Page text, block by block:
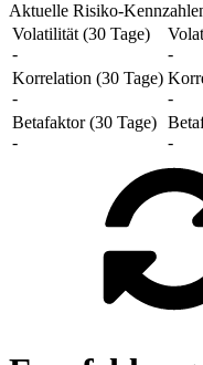
Aktuelle Risiko-
Volatilität (30 Tage)
-
-
Korrelation (30 Tage)
-
-
Betafaktor (30 Tage)
-
-